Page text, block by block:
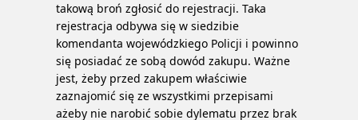
takową broń zgłosić do rejestracji. Taka
rejestracja odbywa się w siedzibie
komendanta wojewódzkiego Policji i powinno
się posiadać ze sobą dowód zakupu. Ważne
jest, żeby przed zakupem właściwie
zaznajomić się ze wszystkimi przepisami
ażeby nie narobić sobie dylematu przez brak